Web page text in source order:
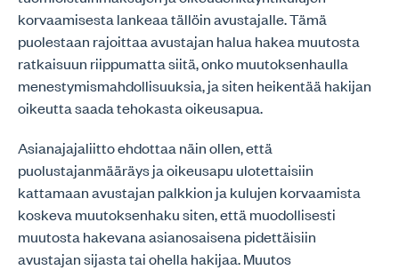
korvaamisesta lankeaa tällöin avustajalle. Tämä
puolestaan rajoittaa avustajan halua hakea muutosta
ratkaisuun riippumatta siitä, onko muutoksenhaulla
menestymismahdollisuuksia, ja siten heikentää hakijan
oikeutta saada tehokasta oikeusapua.
Asianajajaliitto ehdottaa näin ollen, että
puolustajanmääräys ja oikeusapu ulotettaisiin
kattamaan avustajan palkkion ja kulujen korvaamista
koskeva muutoksenhaku siten, että muodollisesti
muutosta hakevana asianosaisena pidettäisiin
avustajan sijasta tai ohella hakijaa. Muutos